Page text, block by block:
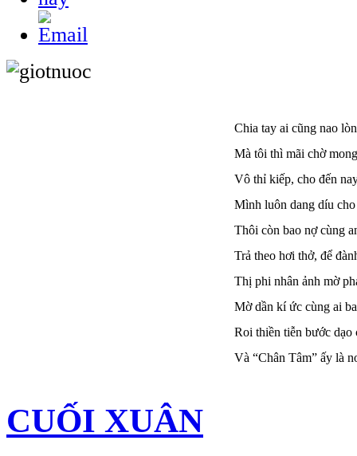
Chia tay ai cũng nao
Mà tôi thì mãi chờ
Vô thỉ kiếp, cho đến
Mình luôn dang díu
Thôi còn bao nợ cùng
Trả theo hơi thở, để
Thị phi nhân ảnh mờ
Mờ dần kí ức cùng ai
Roi thiền tiễn bước dạo
Và “Chân Tâm” ấy là
CUỐI XUÂN